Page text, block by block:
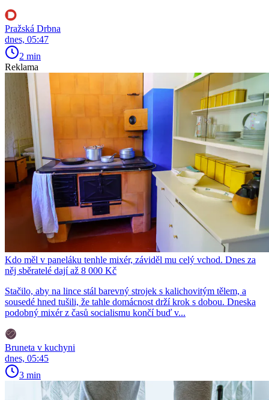
Pražská Drbna
dnes, 05:47
2 min
Reklama
Kdo měl v paneláku tenhle mixér, záviděl mu celý vchod. Dnes za
něj sběratelé dají až 8 000 Kč
Stačilo, aby na lince stál barevný strojek s kalichovitým tělem, a
sousedé hned tušili, že tahle domácnost drží krok s dobou. Dneska
podobný mixér z časů socialismu končí buď v...
Bruneta v kuchyni
dnes, 05:45
3 min